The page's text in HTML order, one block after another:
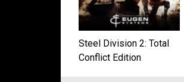
Steel Division 2: Total
Conflict Edition